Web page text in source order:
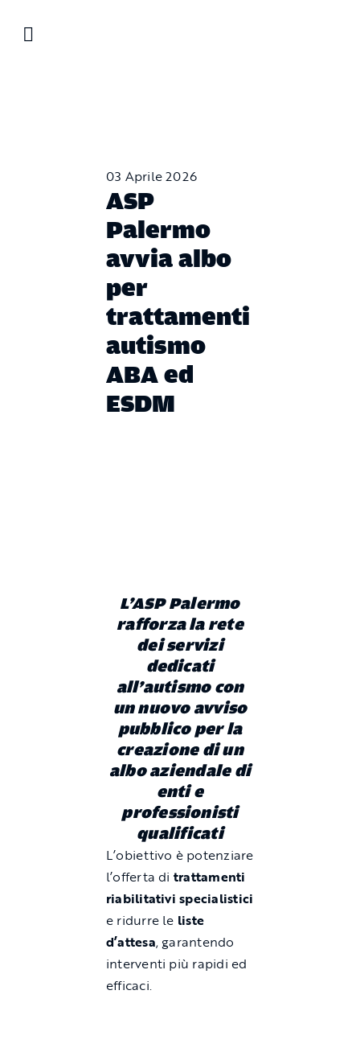
03 Aprile 2026
ASP
Palermo
avvia albo
per
trattamenti
autismo
ABA ed
ESDM
L’ASP Palermo
rafforza la rete
dei servizi
dedicati
all’autismo con
un nuovo avviso
pubblico per la
creazione di un
albo aziendale di
enti e
professionisti
qualificati
L’obiettivo è potenziare
l’offerta di trattamenti
riabilitativi specialistici
e ridurre le liste
d’attesa, garantendo
interventi più rapidi ed
efficaci.